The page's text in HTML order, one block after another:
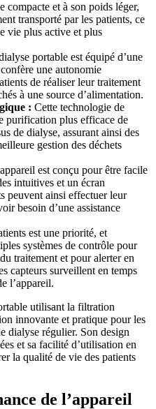
compacte et à son poids léger,
transporté par les patients, ce
vie plus active et plus
portable est équipé d’une
une autonomie
de réaliser leur traitement
à une source d’alimentation.
: Cette technologie de
purification plus efficace de
de dialyse, assurant ainsi des
gestion des déchets
est conçu pour être facile
intuitives et un écran
peuvent ainsi effectuer leur
besoin d’une assistance
est une priorité, et
systèmes de contrôle pour
traitement et pour alerter en
capteurs surveillent en temps
l’appareil.
utilisant la filtration
innovante et pratique pour les
dialyse régulier. Son design
et sa facilité d’utilisation en
la qualité de vie des patients
de l’appareil